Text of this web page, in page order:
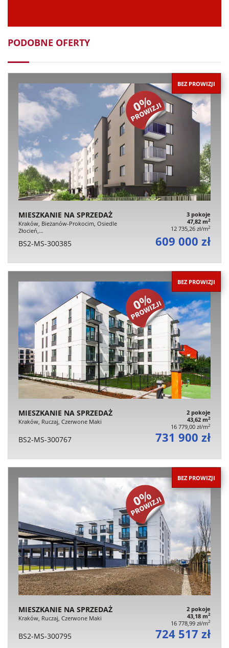
PODOBNE OFERTY
BEZ PROWIZJI
MIESZKANIE NA SPRZEDAŻ
Kraków, Bieżanów-Prokocim, Osiedle
Złocień,…
3 pokoje
47,82 m2
12 735,26 zł/m2
BS2-MS-300385 609 000 zł
BEZ PROWIZJI
MIESZKANIE NA SPRZEDAŻ
Kraków, Ruczaj, Czerwone Maki
2 pokoje
43,62 m2
16 779,00 zł/m2
BS2-MS-300767 731 900 zł
BEZ PROWIZJI
MIESZKANIE NA SPRZEDAŻ
Kraków, Ruczaj, Czerwone Maki
2 pokoje
43,18 m2
16 778,99 zł/m2
BS2-MS-300795 724 517 zł